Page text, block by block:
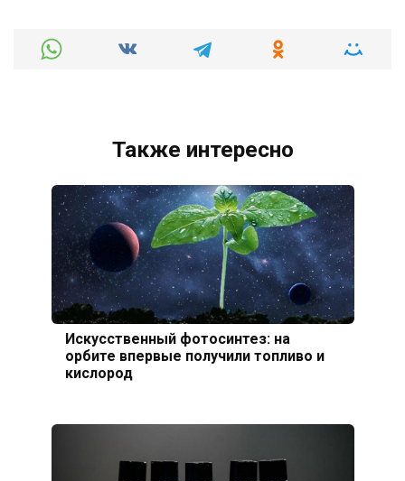
Также интересно
Искусственный фотосинтез: на
орбите впервые получили топливо и
кислород